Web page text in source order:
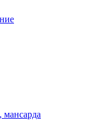
мансарда